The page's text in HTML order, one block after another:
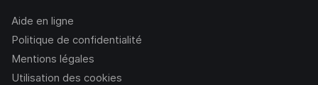
Aide en ligne
Politique de confidentialité
Mentions légales
Utilisation des cookies